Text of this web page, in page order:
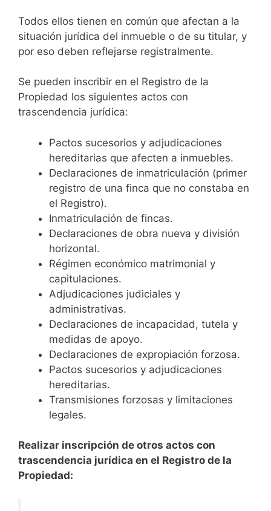
Todos ellos tienen en común que afectan a la
situación jurídica del inmueble o de su titular, y
por eso deben reflejarse registralmente.
Se pueden inscribir en el Registro de la
Propiedad los siguientes actos con
trascendencia jurídica:
Pactos sucesorios y adjudicaciones
hereditarias que afecten a inmuebles.
Declaraciones de inmatriculación (primer
registro de una finca que no constaba en
el Registro).
Inmatriculación de fincas.
Declaraciones de obra nueva y división
horizontal.
Régimen económico matrimonial y
capitulaciones.
Adjudicaciones judiciales y
administrativas.
Declaraciones de incapacidad, tutela y
medidas de apoyo.
Declaraciones de expropiación forzosa.
Pactos sucesorios y adjudicaciones
hereditarias.
Transmisiones forzosas y limitaciones
legales.
Realizar inscripción de otros actos con
trascendencia jurídica en el Registro de la
Propiedad: